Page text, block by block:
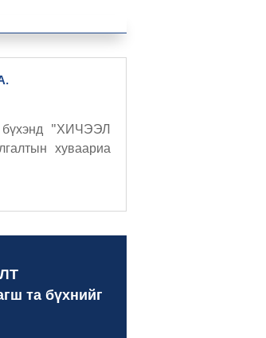
бүхэнд "ХИЧЭЭЛ
хуваариа
та бүхнийг